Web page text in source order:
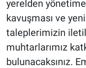
yerelden
kavuşması ve
taleplerimizin
muhtarlarımız
bulunacaksınız.